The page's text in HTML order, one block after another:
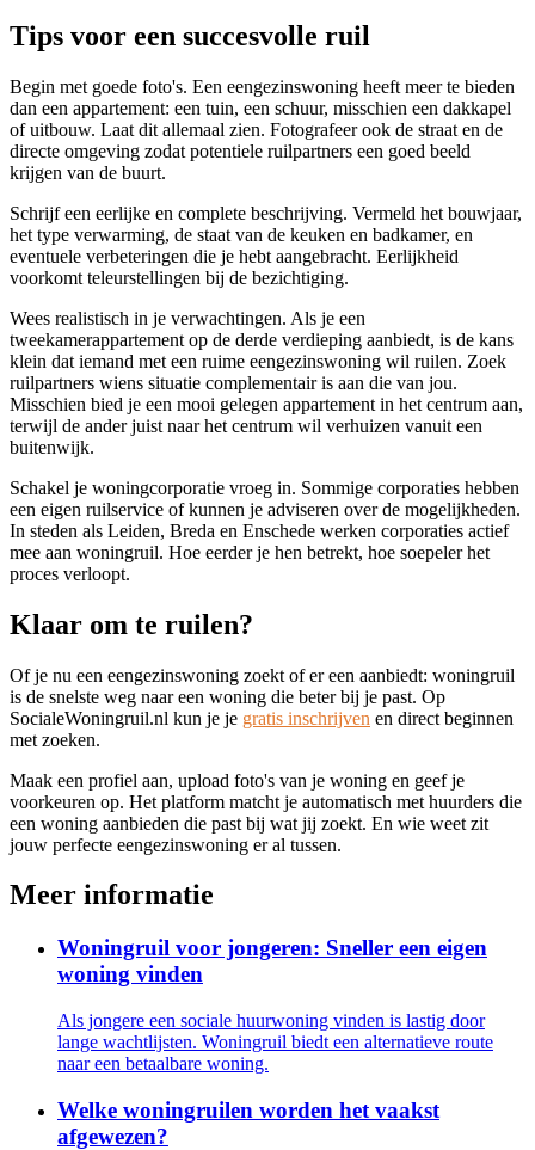
Tips voor een succesvolle ruil
Begin met goede foto's. Een eengezinswoning heeft meer te bieden
dan een appartement: een tuin, een schuur, misschien een dakkapel
of uitbouw. Laat dit allemaal zien. Fotografeer ook de straat en de
directe omgeving zodat potentiele ruilpartners een goed beeld
krijgen van de buurt.
Schrijf een eerlijke en complete beschrijving. Vermeld het bouwjaar,
het type verwarming, de staat van de keuken en badkamer, en
eventuele verbeteringen die je hebt aangebracht. Eerlijkheid
voorkomt teleurstellingen bij de bezichtiging.
Wees realistisch in je verwachtingen. Als je een
tweekamerappartement op de derde verdieping aanbiedt, is de kans
klein dat iemand met een ruime eengezinswoning wil ruilen. Zoek
ruilpartners wiens situatie complementair is aan die van jou.
Misschien bied je een mooi gelegen appartement in het centrum aan,
terwijl de ander juist naar het centrum wil verhuizen vanuit een
buitenwijk.
Schakel je woningcorporatie vroeg in. Sommige corporaties hebben
een eigen ruilservice of kunnen je adviseren over de mogelijkheden.
In steden als Leiden, Breda en Enschede werken corporaties actief
mee aan woningruil. Hoe eerder je hen betrekt, hoe soepeler het
proces verloopt.
Klaar om te ruilen?
Of je nu een eengezinswoning zoekt of er een aanbiedt: woningruil
is de snelste weg naar een woning die beter bij je past. Op
SocialeWoningruil.nl kun je je gratis inschrijven en direct beginnen
met zoeken.
Maak een profiel aan, upload foto's van je woning en geef je
voorkeuren op. Het platform matcht je automatisch met huurders die
een woning aanbieden die past bij wat jij zoekt. En wie weet zit
jouw perfecte eengezinswoning er al tussen.
Meer informatie
Woningruil voor jongeren: Sneller een eigen
woning vinden
Als jongere een sociale huurwoning vinden is lastig door
lange wachtlijsten. Woningruil biedt een alternatieve route
naar een betaalbare woning.
Welke woningruilen worden het vaakst
afgewezen?